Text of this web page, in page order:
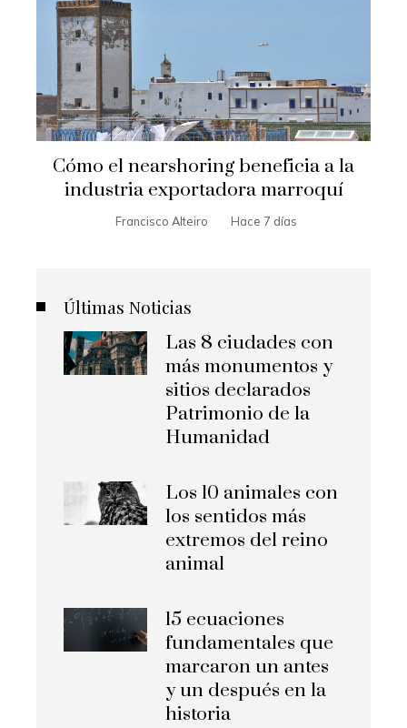
Cómo el nearshoring beneficia a la
industria exportadora marroquí
Francisco Alteiro Hace 7 días
Últimas Noticias
Las 8 ciudades con
más monumentos y
sitios declarados
Patrimonio de la
Humanidad
Los 10 animales con
los sentidos más
extremos del reino
animal
15 ecuaciones
fundamentales que
marcaron un antes
y un después en la
historia